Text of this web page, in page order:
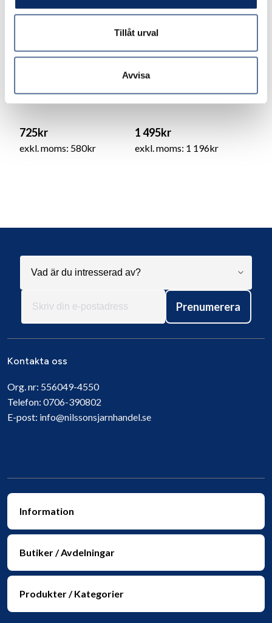
Tillåt urval
Avvisa
12/E
725kr
exkl. moms: 580kr
Proxxon Super-sticksåg
STS/E
1 495kr
exkl. moms: 1 196kr
Prenumerera
Kontakta oss
Org. nr: 556049-4550
Telefon: 0706-390802
E-post: info@nilssonsjarnhandel.se
Information
Butiker / Avdelningar
Produkter / Kategorier